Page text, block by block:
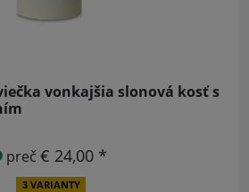
vonkajšia slonová kosť s
preč€ 24,00 *
3 VARIANTY